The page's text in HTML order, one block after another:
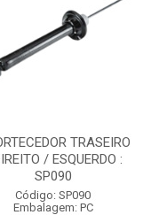
TRASEIRO
/ ESQUERDO :
SP090
Código: SP090
Embalagem: PC